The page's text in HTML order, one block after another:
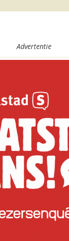
Advertentie